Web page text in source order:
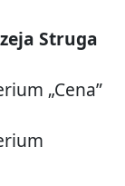
Struga
„Cena”